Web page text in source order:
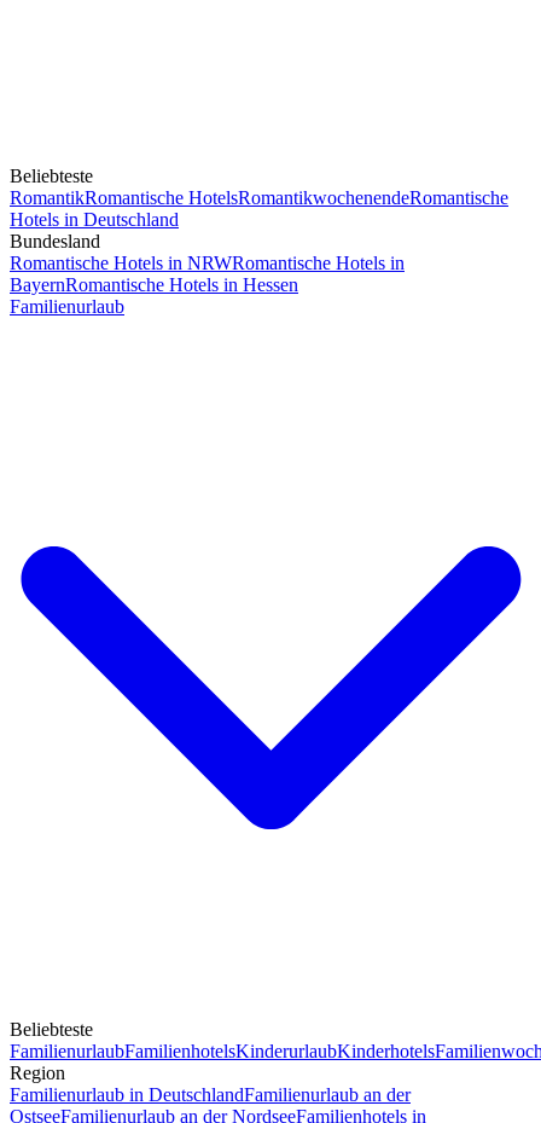
Beliebteste
RomantikRomantische HotelsRomantikwochenendeRomantische
Hotels in Deutschland
Bundesland
Romantische Hotels in NRWRomantische Hotels in
BayernRomantische Hotels in Hessen
Familienurlaub
Beliebteste
FamilienurlaubFamilienhotelsKinderurlaubKinderhotels
Region
Familienurlaub in DeutschlandFamilienurlaub an der
OstseeFamilienurlaub an der NordseeFamilienhotels in